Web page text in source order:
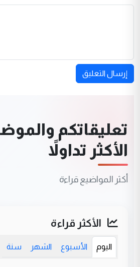
إرسال التعليق
تعليقاتكم
الأكثر تداولاً
أكثر المواضيع قراءة
الأكثر قراءة
اليوم الأسبوع الشهر سنة